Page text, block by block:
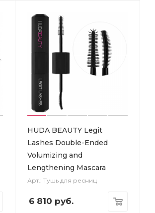
HUDA BEAUTY Legit
Lashes Double-Ended
Volumizing and
Lengthening Mascara
Арт.: Тушь для ресниц
6 810 руб.